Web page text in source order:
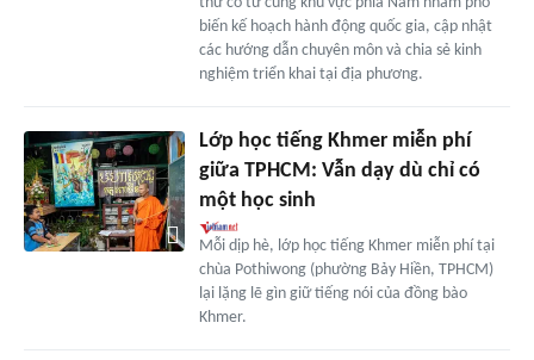
biến kế hoạch hành động quốc gia, cập nhật
các hướng dẫn chuyên môn và chia sẻ kinh
nghiệm triển khai tại địa phương.
Lớp học tiếng Khmer miễn phí
giữa TPHCM: Vẫn dạy dù chỉ có
một học sinh
Mỗi dịp hè, lớp học tiếng Khmer miễn phí tại
chùa Pothiwong (phường Bảy Hiền, TPHCM)
lại lặng lẽ gìn giữ tiếng nói của đồng bào
Khmer.